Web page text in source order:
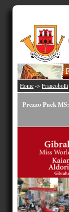
Home -> Francobolli
Prezzo Pack MS: